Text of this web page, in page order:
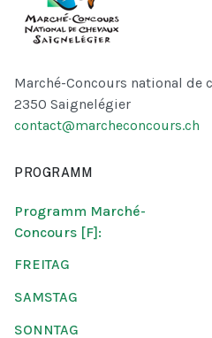
Marché-Concours national de
2350 Saignelégier
contact@marcheconcours.ch
PROGRAMM
Programm Marché-
Concours [F]:
FREITAG
SAMSTAG
SONNTAG